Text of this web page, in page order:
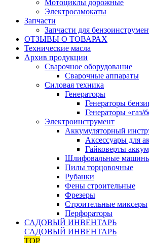
Мотоциклы дорожные
Электросамокаты
Запчасти
Запчасти для
ОТЗЫВЫ О ТОВАРАХ
Технические масла
Архив продукции
Сварочное оборудование
Сварочные аппараты
Силовая техника
Генераторы
Генераторы
Генераторы «газ/
Электроинструмент
Аккумуляторный
Аксессуары для
Гайковерты
Шлифовальные машины
Пилы торцовочные
Рубанки
Фены строительные
Фрезеры
Строительные миксеры
Перфораторы
САДОВЫЙ ИНВЕНТАРЬ
САДОВЫЙ ИНВЕНТАРЬ
TOP